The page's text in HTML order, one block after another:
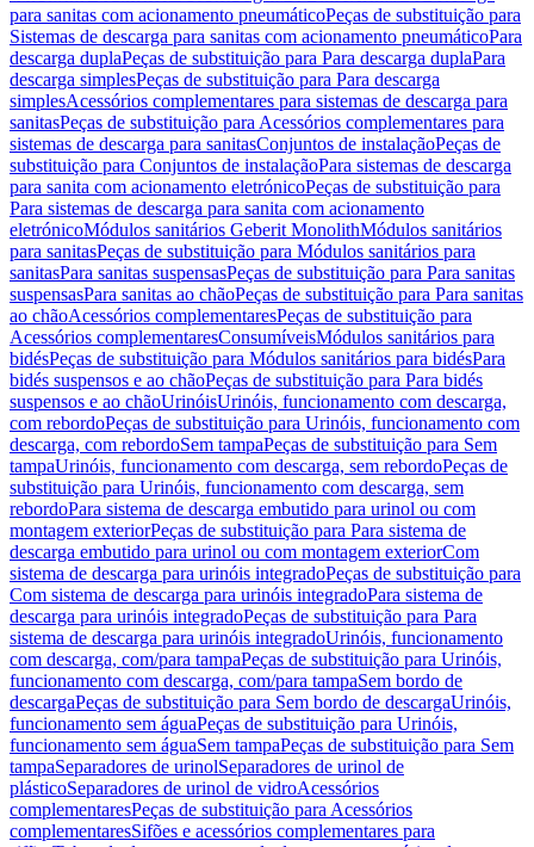
para sanitas com acionamento pneumáticoPeças de substituição para
Sistemas de descarga para sanitas com acionamento pneumáticoPara
descarga duplaPeças de substituição para Para descarga duplaPara
descarga simplesPeças de substituição para Para descarga
simplesAcessórios complementares para sistemas de descarga para
sanitasPeças de substituição para Acessórios complementares para
sistemas de descarga para sanitasConjuntos de instalaçãoPeças de
substituição para Conjuntos de instalaçãoPara sistemas de descarga
para sanita com acionamento eletrónicoPeças de substituição para
Para sistemas de descarga para sanita com acionamento
eletrónicoMódulos sanitários Geberit MonolithMódulos sanitários
para sanitasPeças de substituição para Módulos sanitários para
sanitasPara sanitas suspensasPeças de substituição para Para sanitas
suspensasPara sanitas ao chãoPeças de substituição para Para sanitas
ao chãoAcessórios complementaresPeças de substituição para
Acessórios complementaresConsumíveisMódulos sanitários para
bidésPeças de substituição para Módulos sanitários para bidésPara
bidés suspensos e ao chãoPeças de substituição para Para bidés
suspensos e ao chãoUrinóisUrinóis, funcionamento com descarga,
com rebordoPeças de substituição para Urinóis, funcionamento com
descarga, com rebordoSem tampaPeças de substituição para Sem
tampaUrinóis, funcionamento com descarga, sem rebordoPeças de
substituição para Urinóis, funcionamento com descarga, sem
rebordoPara sistema de descarga embutido para urinol ou com
montagem exteriorPeças de substituição para Para sistema de
descarga embutido para urinol ou com montagem exteriorCom
sistema de descarga para urinóis integradoPeças de substituição para
Com sistema de descarga para urinóis integradoPara sistema de
descarga para urinóis integradoPeças de substituição para Para
sistema de descarga para urinóis integradoUrinóis, funcionamento
com descarga, com/para tampaPeças de substituição para Urinóis,
funcionamento com descarga, com/para tampaSem bordo de
descargaPeças de substituição para Sem bordo de descargaUrinóis,
funcionamento sem águaPeças de substituição para Urinóis,
funcionamento sem águaSem tampaPeças de substituição para Sem
tampaSeparadores de urinolSeparadores de urinol de
plásticoSeparadores de urinol de vidroAcessórios
complementaresPeças de substituição para Acessórios
complementaresSifões e acessórios complementares para